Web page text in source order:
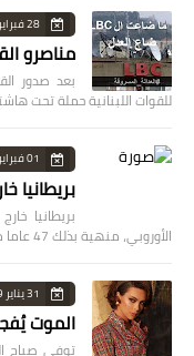
28 فبراير 2019
مناصرو
بعد صدور
للقوات اللبنانية حملة تحت
01 فبراير 2020
بريطانيا
الأوروبي، منهية بذلك 47 عاما من الزواج الصاخب بين لند…
31 يناير 2019
الموت